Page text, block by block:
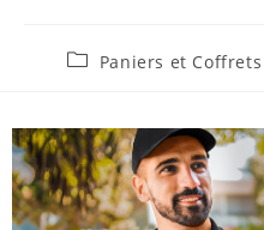
Paniers et